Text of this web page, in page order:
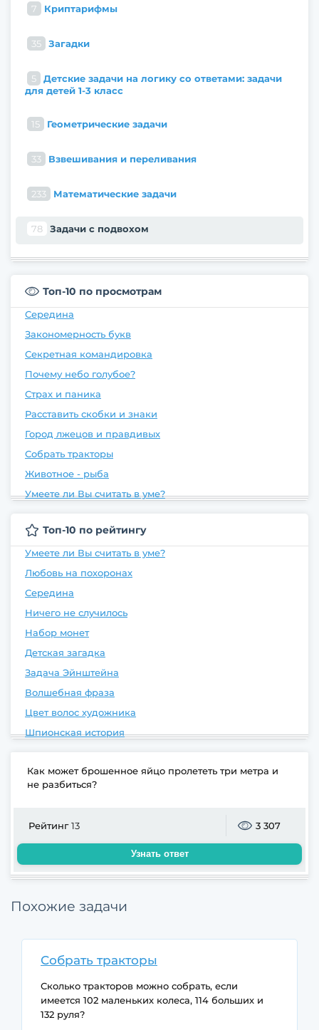
7 Криптарифмы
35 Загадки
5
Детские задачи на логику со ответами: задачи
для детей 1-3 класс
15 Геометрические задачи
33 Взвешивания и переливания
233 Математические задачи
78 Задачи с подвохом
Топ-10 по просмотрам
Середина
Закономерность букв
Секретная командировка
Почему небо голубое?
Страх и паника
Расставить скобки и знаки
Город лжецов и правдивых
Собрать тракторы
Животное - рыба
Умеете ли Вы считать в уме?
Топ-10 по рейтингу
Умеете ли Вы считать в уме?
Любовь на похоронах
Середина
Ничего не случилось
Набор монет
Детская загадка
Задача Эйнштейна
Волшебная фраза
Цвет волос художника
Шпионская история
Как может брошенное яйцо пролететь три метра и
не разбиться?
Рейтинг13 3 307
Узнать ответ
Похожие задачи
Собрать тракторы
Сколько тракторов можно собрать, если
имеется 102 маленьких колеса, 114 больших и
132 руля?